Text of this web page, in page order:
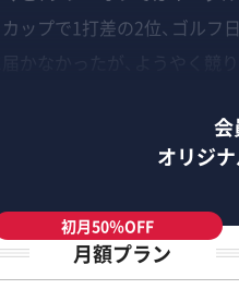
カップで1打差の2位、ゴル
会
オリジ
初月50％OFF
月額プラン